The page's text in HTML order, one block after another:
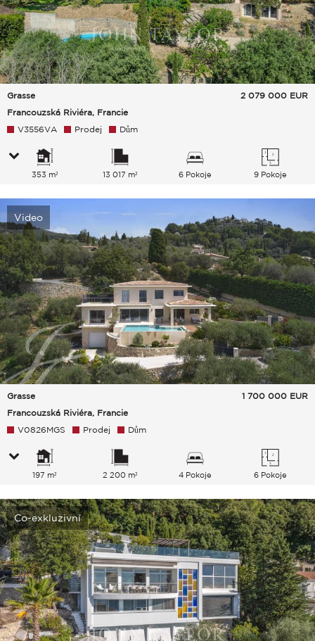
Grasse
Francouzská Riviéra, Francie
2 079 000 EUR
V3556VA Prodej Dům
353 m² 13 017 m² 6 Pokoje 9 Pokoje
Video
Grasse
Francouzská Riviéra, Francie
1 700 000 EUR
V0826MGS Prodej Dům
197 m² 2 200 m² 4 Pokoje 6 Pokoje
Co-exkluzivní